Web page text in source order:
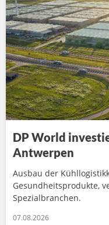
DP World
Antwerpen
Ausbau der
Gesundheitsprodukte,
Spezialbranchen.
07.08.2026